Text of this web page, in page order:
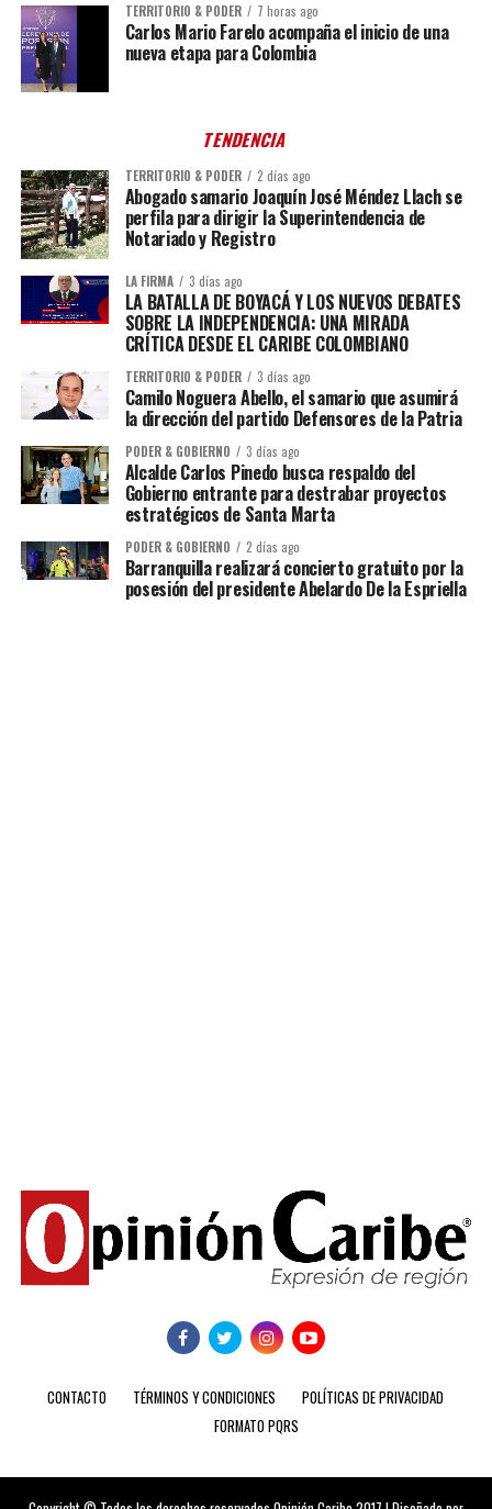
TERRITORIO & PODER 7 horas ago
Carlos Mario Farelo acompaña el inicio de una
nueva etapa para Colombia
TENDENCIA
TERRITORIO & PODER 2 días ago
Abogado samario Joaquín José Méndez Llach se
perfila para dirigir la Superintendencia de
Notariado y Registro
LA FIRMA 3 días ago
LA BATALLA DE BOYACÁ Y LOS NUEVOS DEBATES
SOBRE LA INDEPENDENCIA: UNA MIRADA
CRÍTICA DESDE EL CARIBE COLOMBIANO
TERRITORIO & PODER 3 días ago
Camilo Noguera Abello, el samario que asumirá
la dirección del partido Defensores de la Patria
PODER & GOBIERNO 3 días ago
Alcalde Carlos Pinedo busca respaldo del
Gobierno entrante para destrabar proyectos
estratégicos de Santa Marta
PODER & GOBIERNO 2 días ago
Barranquilla realizará concierto gratuito por la
posesión del presidente Abelardo De la Espriella
CONTACTO TÉRMINOS Y CONDICIONES
POLÍTICAS DE PRIVACIDAD
FORMATO PQRS